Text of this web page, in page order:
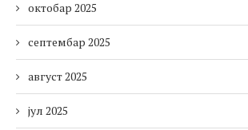
октобар 2025
септембар 2025
август 2025
јул 2025